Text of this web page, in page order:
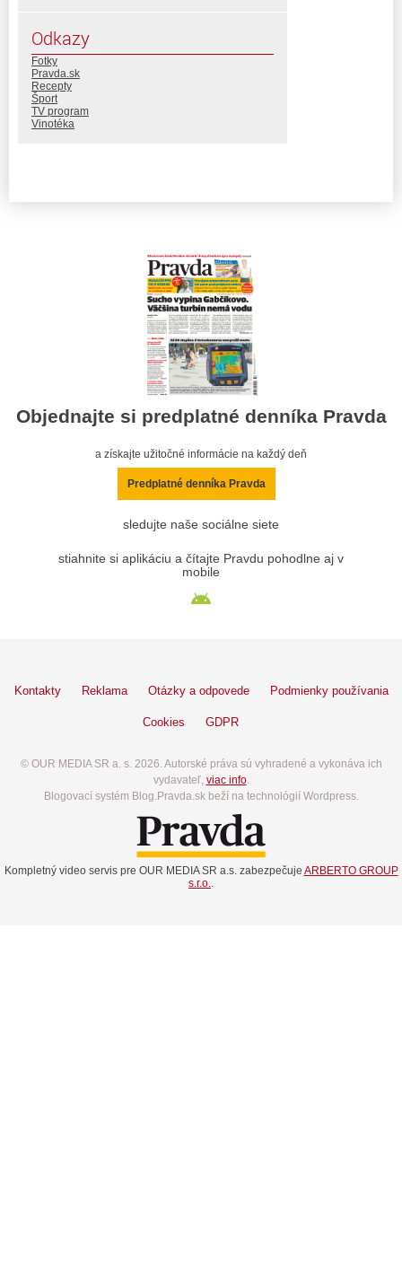
Odkazy
Fotky
Pravda.sk
Recepty
Šport
TV program
Vinotéka
Objednajte si predplatné denníka Pravda
a získajte užitočné informácie na každý deň
Predplatné denníka Pravda
sledujte naše sociálne siete
stiahnite si aplikáciu a čítajte Pravdu pohodlne aj v
mobile
Kontakty Reklama Otázky a odpovede Podmienky používania
Cookies GDPR
© OUR MEDIA SR a. s. 2026. Autorské práva sú vyhradené a vykonáva ich
vydavateľ, viac info.
Blogovací systém Blog.Pravda.sk beží na technológií Wordpress.
Kompletný video servis pre OUR MEDIA SR a.s. zabezpečuje ARBERTO GROUP
s.r.o.